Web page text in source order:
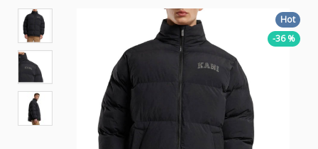
Hot
-36 %